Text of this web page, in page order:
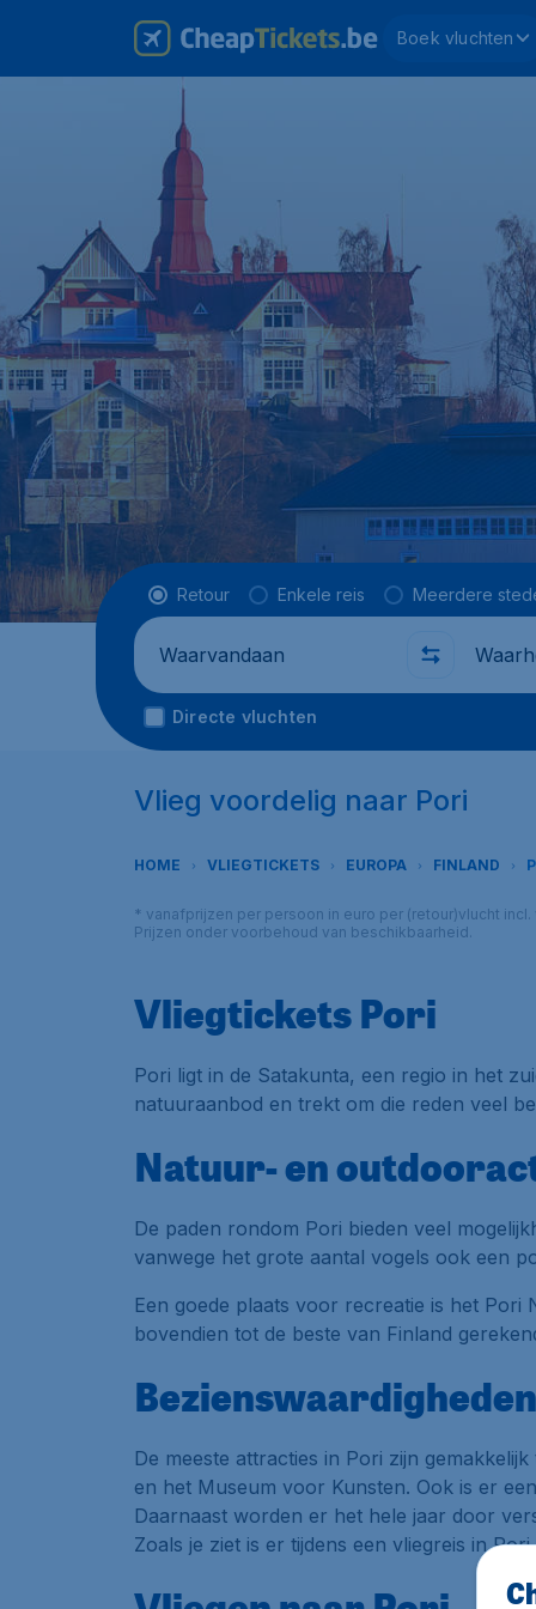
Boek vluchten
Vluchttype
Retour Enkele reis Meerdere
Waarvandaan
Directe vluchten
Vlieg voordelig naar Pori
HOME VLIEGTICKETS EUROPA FINLAND
* vanafprijzen per persoon in euro per (retour)vlucht
Prijzen onder voorbehoud van beschikbaarheid.
Vliegtickets Pori
Pori ligt in de Satakunta, een regio in het
natuuraanbod en trekt om die reden veel
Natuur- en
De paden rondom Pori bieden veel
vanwege het grote aantal vogels ook een
Een goede plaats voor recreatie is het Pori
bovendien tot de beste van Finland
De meeste attracties in Pori zijn
en het Museum voor Kunsten. Ook is er
Daarnaast worden er het hele jaar door
Zoals je ziet is er tijdens een vliegreis in